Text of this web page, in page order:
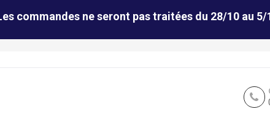
commandes ne seront pas traitées du 28/10 au 5/